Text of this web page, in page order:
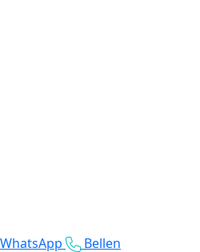
WhatsApp Bellen